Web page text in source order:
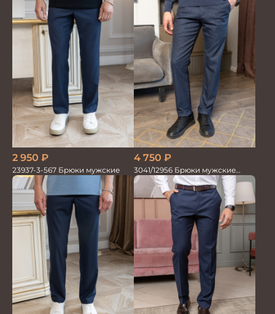
2 950 ₽
23937-3-567 Брюки мужские
4 750 ₽
3041/12956 Брюки мужские
океан